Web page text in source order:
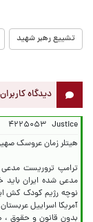
تشییع رهبر شهید
دیدگاه کاربران
Justice ۴۲۲۵۰۵۳
ترامپ تروریست مدعی
مدعی شده ایران باید
نوچه رژیم کودک کش
بدون قانون و حقوق ،